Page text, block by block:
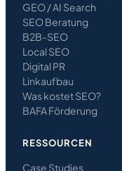
GEO / AI Search
SEO Beratung
B2B-SEO
Local SEO
Digital PR
Linkaufbau
Was kostet SEO?
BAFA Förderung
RESSOURCEN
Case Studies